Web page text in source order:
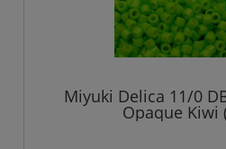
Miyuki Delica 11/0
Opaque Kiwi